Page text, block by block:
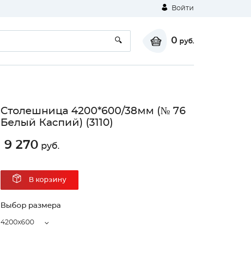
Войти
0 руб.
Столешница 4200*600/38мм (№ 76
Белый Каспий) (3110)
9 270 руб.
В корзину
Выбор размера
4200x600